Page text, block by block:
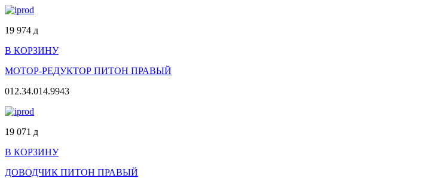
19 974 д
В КОРЗИНУ
МОТОР-РЕДУКТОР ПИТОН ПРАВЫЙ
012.34.014.9943
19 071 д
В КОРЗИНУ
ДОВОДЧИК ПИТОН ПРАВЫЙ